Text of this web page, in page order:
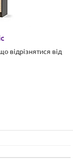
відрізнятися від